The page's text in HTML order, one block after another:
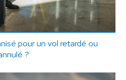
pour un vol retardé ou
?